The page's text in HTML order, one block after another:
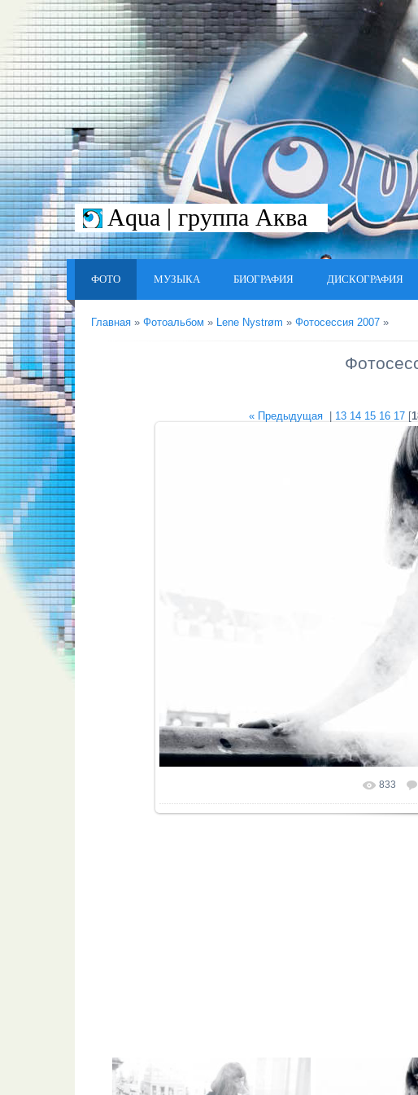
Aqua | группа Аква
ФОТО МУЗЫКА БИОГРАФИЯ ДИСКОГРАФИЯ
Главная » Фотоальбом » Lene Nystrøm » Фотосессия 2007 »
« Предыдущая| 13 14 15 16 17[
Размер 833